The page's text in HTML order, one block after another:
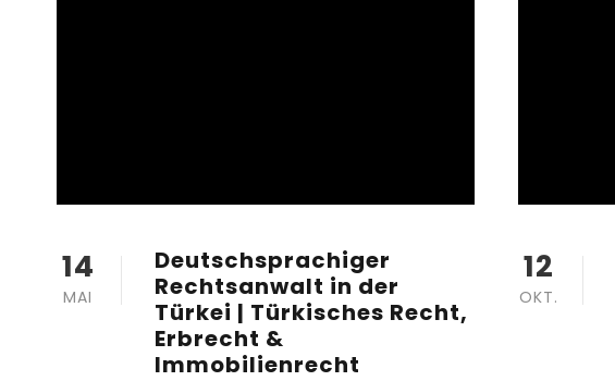
14
MAI
Deutschsprachiger
Rechtsanwalt in der
Türkei | Türkisches Recht,
Erbrecht &
Immobilienrecht
12
OKT.